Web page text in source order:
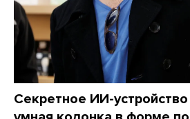
Секретное ИИ-